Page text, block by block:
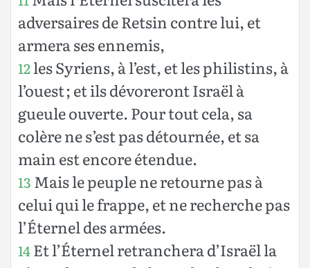
adversaires de Retsin contre lui, et
armera ses ennemis,
12les Syriens, à l’est, et les philistins, à
l’ouest ; et ils dévoreront Israël à
gueule ouverte. Pour tout cela, sa
colère ne s’est pas détournée, et sa
main est encore étendue.
13 Mais le peuple ne retourne pas à
celui qui le frappe, et ne recherche pas
l’Éternel des armées.
14Et l’Éternel retranchera d’Israël la